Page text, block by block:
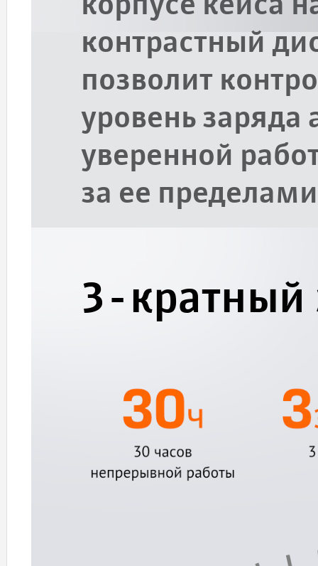
корпусе кейса
контрастный
позволит
уровень заряда
уверенной
за ее
3-кратный